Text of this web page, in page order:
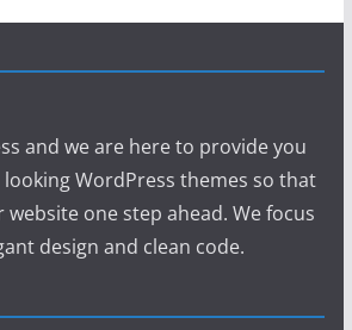
and we are here to provide you
WordPress themes so that
website one step ahead. We focus
design and clean code.